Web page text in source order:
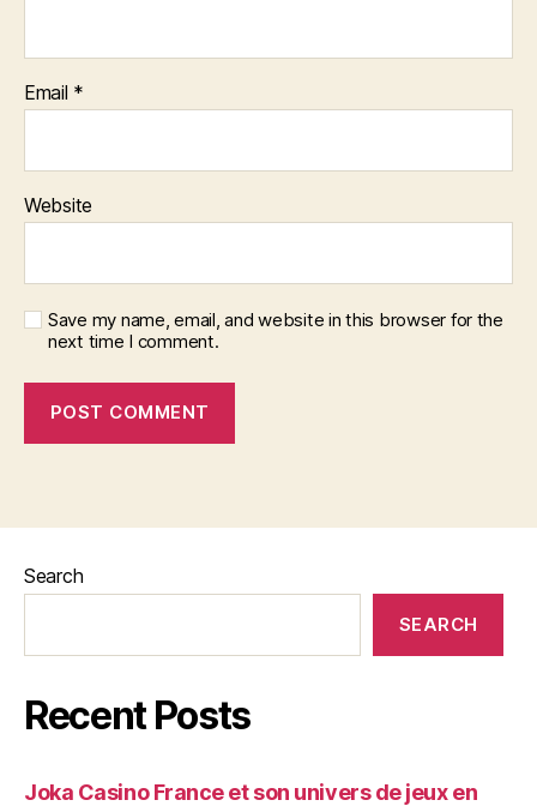
Email *
Website
Save my name, email, and website in this browser for the
next time I comment.
Search
SEARCH
Recent Posts
Joka Casino France et son univers de jeux en